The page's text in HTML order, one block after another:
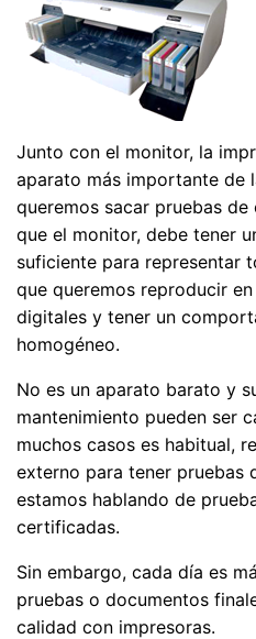
Junto con el monitor, la
aparato más importante de
queremos sacar pruebas
que el monitor, debe tener
suficiente para representar
que queremos reproducir
digitales y tener un
homogéneo.
No es un aparato barato y
mantenimiento pueden ser
muchos casos es habitual,
externo para tener pruebas
estamos hablando de
certificadas.
Sin embargo, cada día es
pruebas o documentos
calidad con impresoras.